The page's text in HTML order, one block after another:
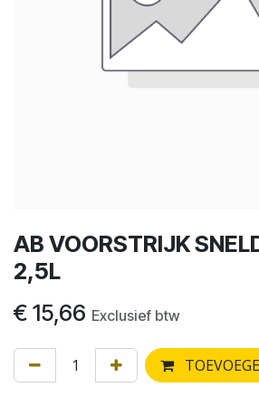
AB VOORSTRIJK
2,5L
€ 15,66 Exclusief btw